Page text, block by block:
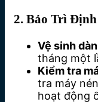
2. Bảo Trì
Vệ sinh
tháng một
Kiểm tra
tra máy
hoạt động